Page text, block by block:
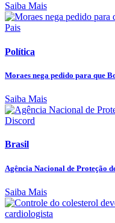
Saiba Mais
Política
Moraes nega pedido para que
Saiba Mais
Brasil
Agência Nacional de Proteção
Saiba Mais